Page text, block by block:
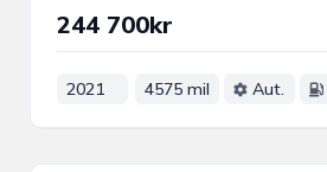
244 700kr
2021 4575 mil Aut.